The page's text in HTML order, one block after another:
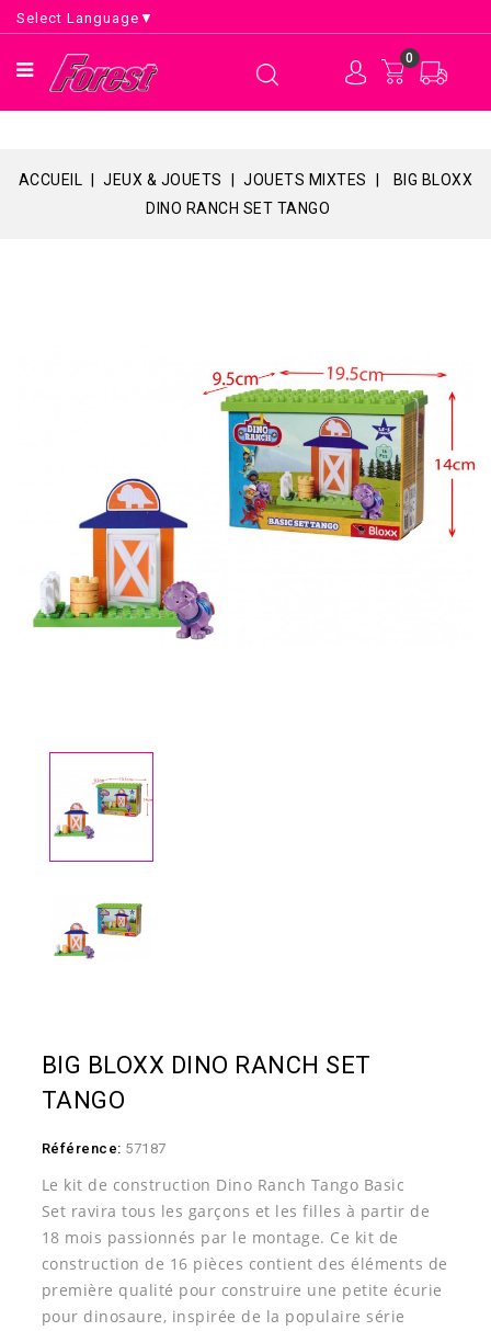
Select Language ▼
0
ACCUEIL JEUX & JOUETS JOUETS MIXTES
BIG BLOXX
DINO RANCH SET TANGO
BIG BLOXX DINO RANCH SET
TANGO
Référence: 57187
Le kit de construction Dino Ranch Tango Basic
Set ravira tous les garçons et les filles à partir de
18 mois passionnés par le montage. Ce kit de
construction de 16 pièces contient des éléments de
première qualité pour construire une petite écurie
pour dinosaure, inspirée de la populaire série